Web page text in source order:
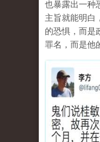
也暴露出一种
主旨就能明白
的恐惧，而是
罪名，而是他